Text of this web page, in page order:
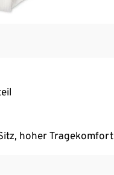
hoher Tragekomfort